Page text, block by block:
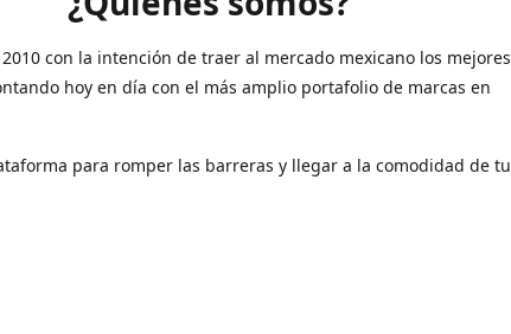
con la intención de traer al mercado mexicano los mejores
hoy en día con el más amplio portafolio de marcas en
para romper las barreras y llegar a la comodidad de tu